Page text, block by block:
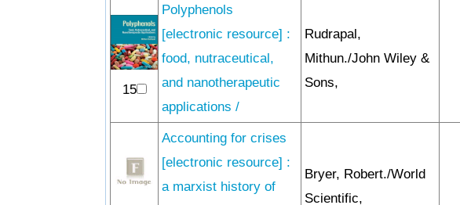
15
Polyphenols
[electronic resource] :
food, nutraceutical,
and nanotherapeutic
applications /
Rudrapal,
Mithun./John Wiley &
Sons,
Accounting for crises
[electronic resource] :
a marxist history of
Bryer, Robert./World
Scientific,